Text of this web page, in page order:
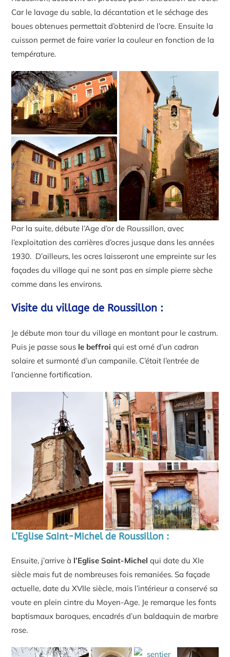
Car le lavage du sable, la décantation et le séchage des
boues obtenues permettait d’obtenird de l’ocre. Ensuite la
cuisson permet de faire varier la couleur en fonction de la
température.
Par la suite, débute l’Age d’or de Roussillon, avec
l’exploitation des carrières d’ocres jusque dans les années
1930. D’ailleurs, les ocres laisseront une empreinte sur les
façades du village qui ne sont pas en simple pierre sèche
comme dans les environs.
Visite du village de Roussillon :
Je débute mon tour du village en montant pour le castrum.
Puis je passe sous le beffroi qui est orné d’un cadran
solaire et surmonté d’un campanile. C’était l’entrée de
l’ancienne fortification.
L’Eglise Saint-Michel de Roussillon :
Ensuite, j’arrive à l’Eglise Saint-Michel qui date du XIe
siècle mais fut de nombreuses fois remaniées. Sa façade
actuelle, date du XVIIe siècle, mais l’intérieur a conservé sa
voute en plein cintre du Moyen-Age. Je remarque les fonts
baptismaux baroques, encadrés d’un baldaquin de marbre
rose.